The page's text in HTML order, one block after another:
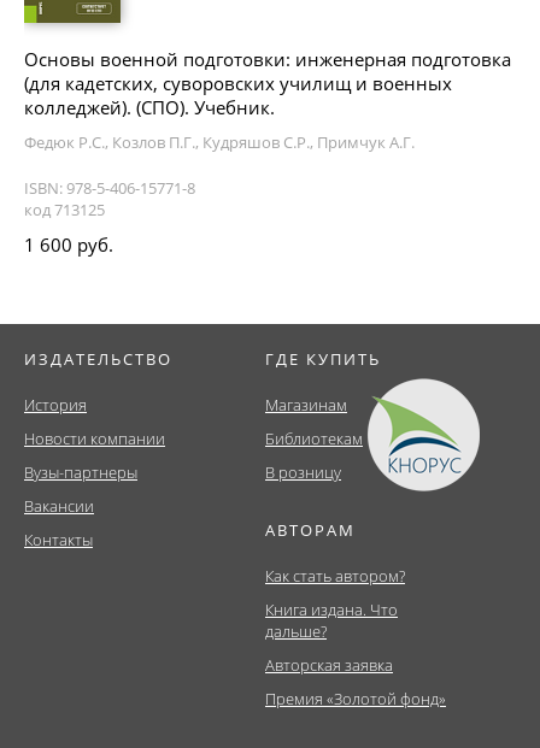
Основы военной подготовки: инженерная подготовка
(для кадетских, суворовских училищ и военных
колледжей). (СПО). Учебник.
Федюк Р.С., Козлов П.Г., Кудряшов С.Р., Примчук А.Г.
ISBN: 978-5-406-15771-8
код 713125
1 600 руб.
ИЗДАТЕЛЬСТВО
История
Новости компании
Вузы-партнеры
Вакансии
Контакты
ГДЕ КУПИТЬ
Магазинам
Библиотекам
В розницу
АВТОРАМ
Как стать автором?
Книга издана. Что
дальше?
Авторская заявка
Премия «Золотой фонд»